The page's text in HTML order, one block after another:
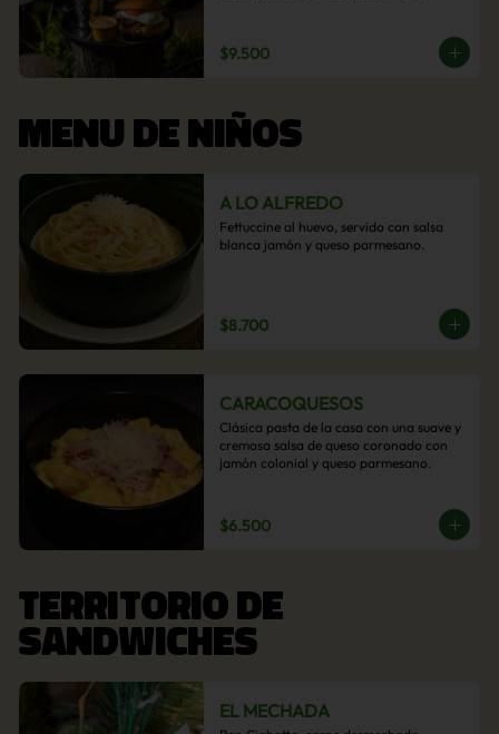
$9.500
MENU DE NIÑOS
A LO ALFREDO
Fettuccine al huevo, servido con salsa
blanca jamón y queso parmesano.
$8.700
CARACOQUESOS
Clásica pasta de la casa con una suave y
cremosa salsa de queso coronado con
jamón colonial y queso parmesano.
$6.500
TERRITORIO DE
SANDWICHES
EL MECHADA